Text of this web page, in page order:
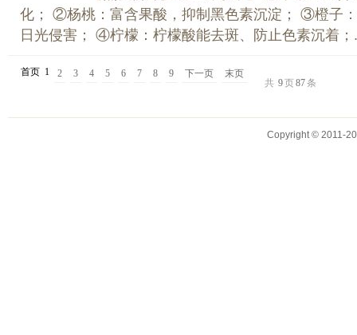
化； ②杨桃：富含果酸，抑制黑色素沉淀； ③橙子
日光侵害； ④柠檬：柠檬酸能去斑、防止色素沉着；
首页 1 2 3 4 5 6 7 8 9 下一页
末页
共 9页87条
Copyright © 2011-